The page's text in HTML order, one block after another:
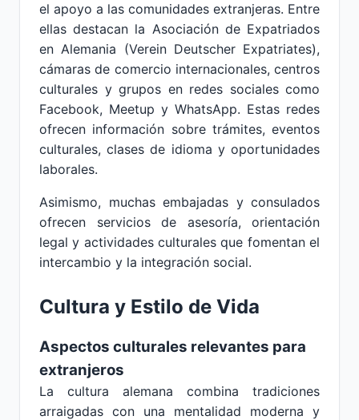
el apoyo a las comunidades extranjeras. Entre
ellas destacan la Asociación de Expatriados
en Alemania (Verein Deutscher Expatriates),
cámaras de comercio internacionales, centros
culturales y grupos en redes sociales como
Facebook, Meetup y WhatsApp. Estas redes
ofrecen información sobre trámites, eventos
culturales, clases de idioma y oportunidades
laborales.
Asimismo, muchas embajadas y consulados
ofrecen servicios de asesoría, orientación
legal y actividades culturales que fomentan el
intercambio y la integración social.
Cultura y Estilo de Vida
Aspectos culturales relevantes para
extranjeros
La cultura alemana combina tradiciones
arraigadas con una mentalidad moderna y